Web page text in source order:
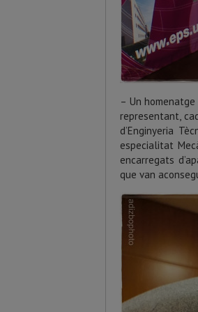
– Un
representant,
d’Enginyeria
especialitat
encarregats
que van